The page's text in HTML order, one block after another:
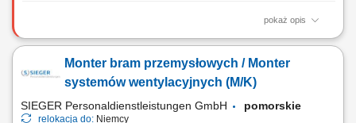
pokaż opis
Zadania Składanie zespołów maszynowych i stanowisk przemysłowych
zmontowanych modułów w gotowe linie oraz systemy technologiczne;
Weryfikacja poprawności montażu i eliminowanie bieżących
Monter bram przemysłowych / Monter
systemów wentylacyjnych (M/K)
SIEGER Personaldienstleistungen GmbH pomorskie
relokacja do: Niemcy